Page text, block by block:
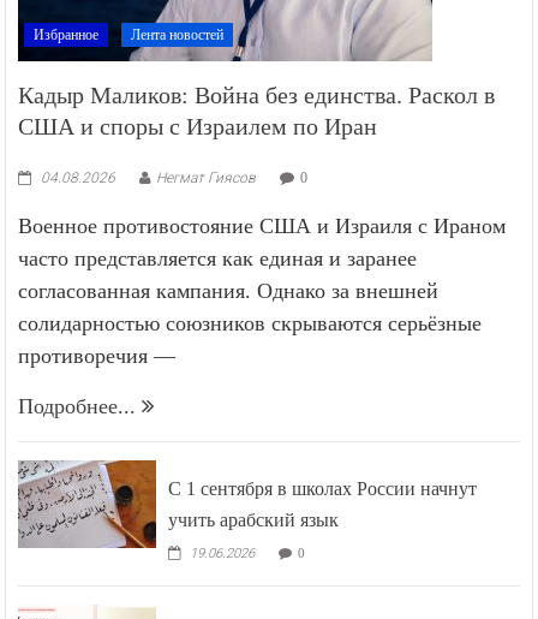
Избранное Лента новостей
Кадыр Маликов: Война без единства. Раскол в
США и споры с Израилем по Иран
04.08.2026 Негмат Гиясов 0
Военное противостояние США и Израиля с Ираном
часто представляется как единая и заранее
согласованная кампания. Однако за внешней
солидарностью союзников скрываются серьёзные
противоречия —
Подробнее...
С 1 сентября в школах России начнут
учить арабский язык
19.06.2026 0